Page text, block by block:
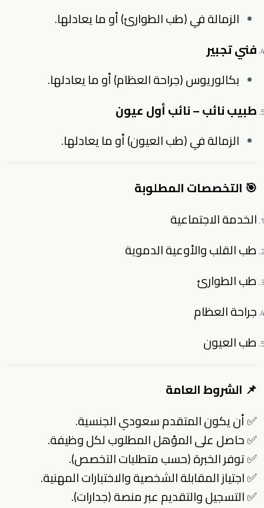
الزمالة في (طب الطوارئ) أو ما يعادلها.
فني تجبير
بكالوريوس (جراحة العظام) أو ما يعادلها.
طبيب نائب – نائب أول عيون
الزمالة في (طب العيون) أو ما يعادلها.
🎯 التخصصات المطلوبة
الخدمة الاجتماعية
طب القلب والأوعية الدموية
طب الطوارئ
جراحة العظام
طب العيون
📌 الشروط العامة
✅ أن يكون المتقدم سعودي الجنسية.
✅ حاصل على المؤهل المطلوب لكل وظيفة.
✅ توفر الخبرة (حسب متطلبات التخصص).
✅ اجتياز المقابلة الشخصية والاختبارات المهنية.
✅ التسجيل والتقديم عبر منصة (جدارات).